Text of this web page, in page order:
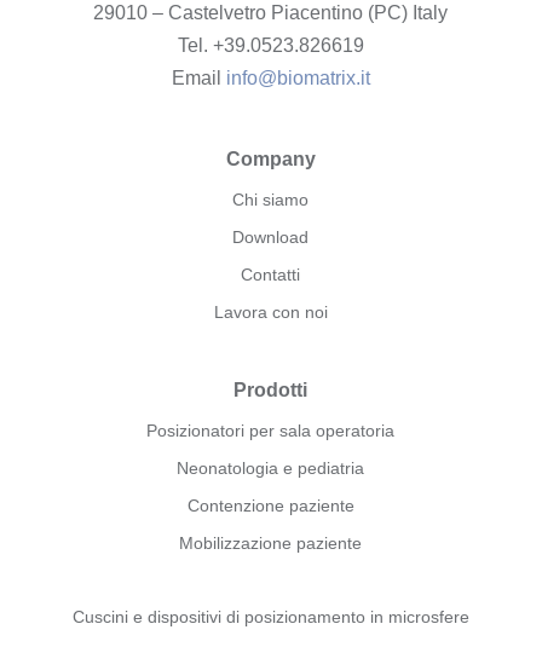
29010 – Castelvetro Piacentino (PC) Italy
Tel. +39.0523.826619
Email info@biomatrix.it
Company
Chi siamo
Download
Contatti
Lavora con noi
Prodotti
Posizionatori per sala operatoria
Neonatologia e pediatria
Contenzione paziente
Mobilizzazione paziente
Cuscini e dispositivi di posizionamento in microsfere